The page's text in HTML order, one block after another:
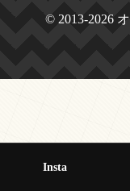
© 2013-2026
Insta